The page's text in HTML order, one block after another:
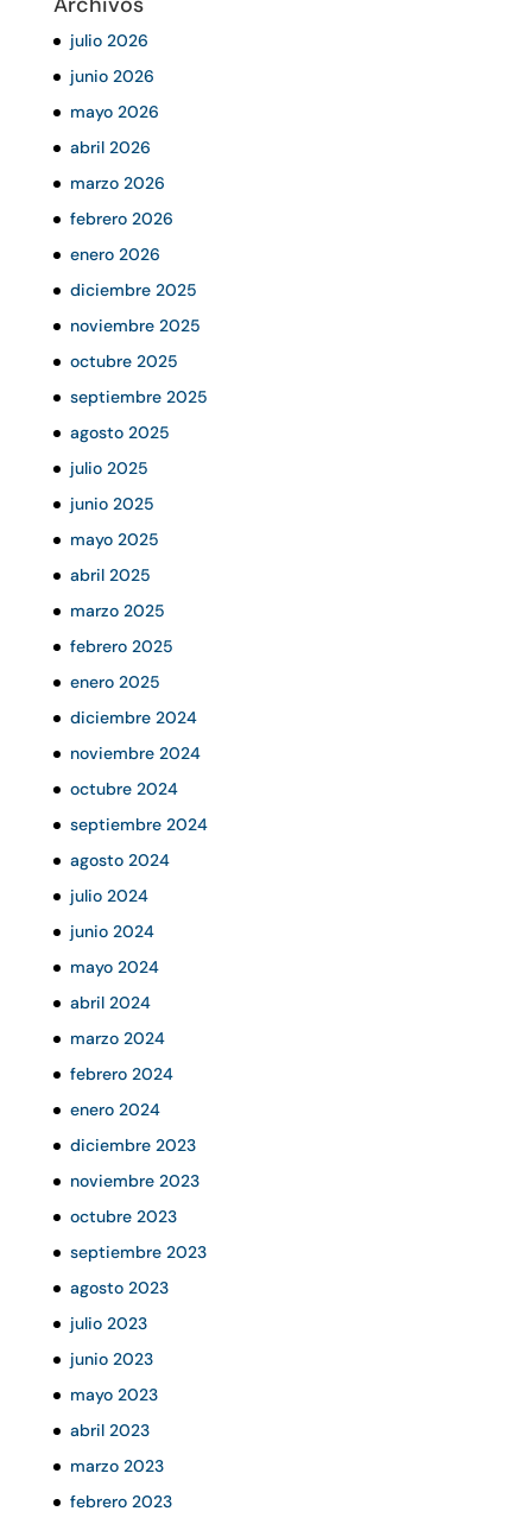
julio 2026
junio 2026
mayo 2026
abril 2026
marzo 2026
febrero 2026
enero 2026
diciembre 2025
noviembre 2025
octubre 2025
septiembre 2025
agosto 2025
julio 2025
junio 2025
mayo 2025
abril 2025
marzo 2025
febrero 2025
enero 2025
diciembre 2024
noviembre 2024
octubre 2024
septiembre 2024
agosto 2024
julio 2024
junio 2024
mayo 2024
abril 2024
marzo 2024
febrero 2024
enero 2024
diciembre 2023
noviembre 2023
octubre 2023
septiembre 2023
agosto 2023
julio 2023
junio 2023
mayo 2023
abril 2023
marzo 2023
febrero 2023